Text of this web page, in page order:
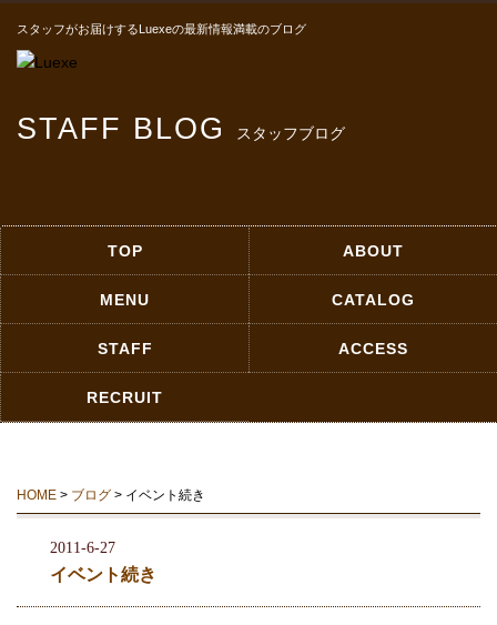
スタッフがお届けするLuexeの最新情報満載のブログ
STAFF BLOG スタッフブログ
TOP ABOUT
MENU CATALOG
STAFF ACCESS
RECRUIT
HOME > ブログ > イベント続き
2011-6-27
イベント続き